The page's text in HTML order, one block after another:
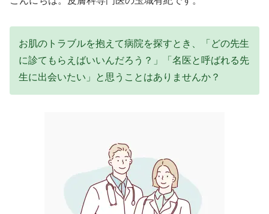
お肌のトラブルを抱えて病院を探すとき、「どの先生
に診てもらえばいいんだろう？」「名医と呼ばれる先
生に出会いたい」と思うことはありませんか？